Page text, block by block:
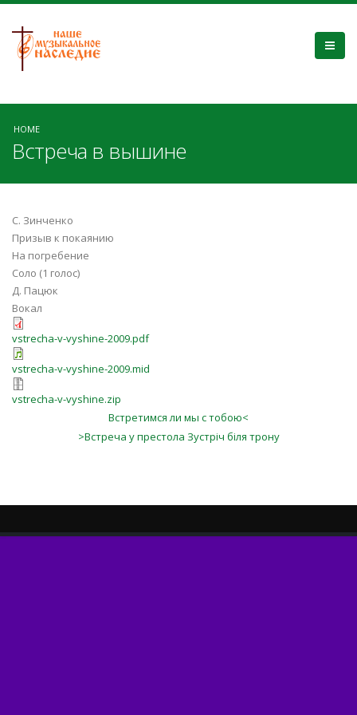
HOME
Встреча в вышине
С. Зинченко
Призыв к покаянию
На погребение
Соло (1 голос)
Д. Пацюк
Вокал
vstrecha-v-vyshine-2009.pdf
vstrecha-v-vyshine-2009.mid
vstrecha-v-vyshine.zip
Встретимся ли мы с тобою<
>Встреча у престола Зустріч біля трону